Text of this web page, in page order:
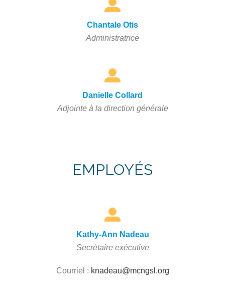
Chantale Otis
Administratrice
Danielle Collard
Adjointe à la direction générale
EMPLOYÉS
Kathy-Ann Nadeau
Secrétaire exécutive
Courriel : knadeau@mcngsl.org